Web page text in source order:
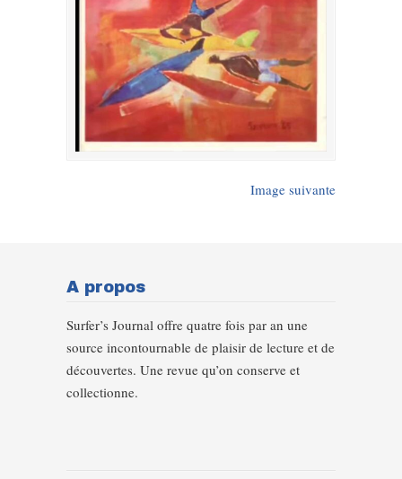
Image suivante
A propos
Surfer’s Journal offre quatre fois par an une
source incontournable de plaisir de lecture et de
découvertes. Une revue qu’on conserve et
collectionne.